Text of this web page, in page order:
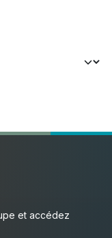
et accédez